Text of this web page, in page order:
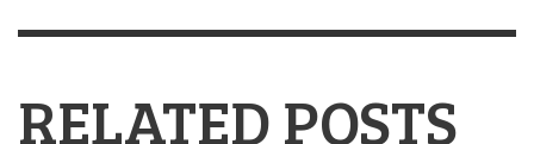
RELATED POSTS